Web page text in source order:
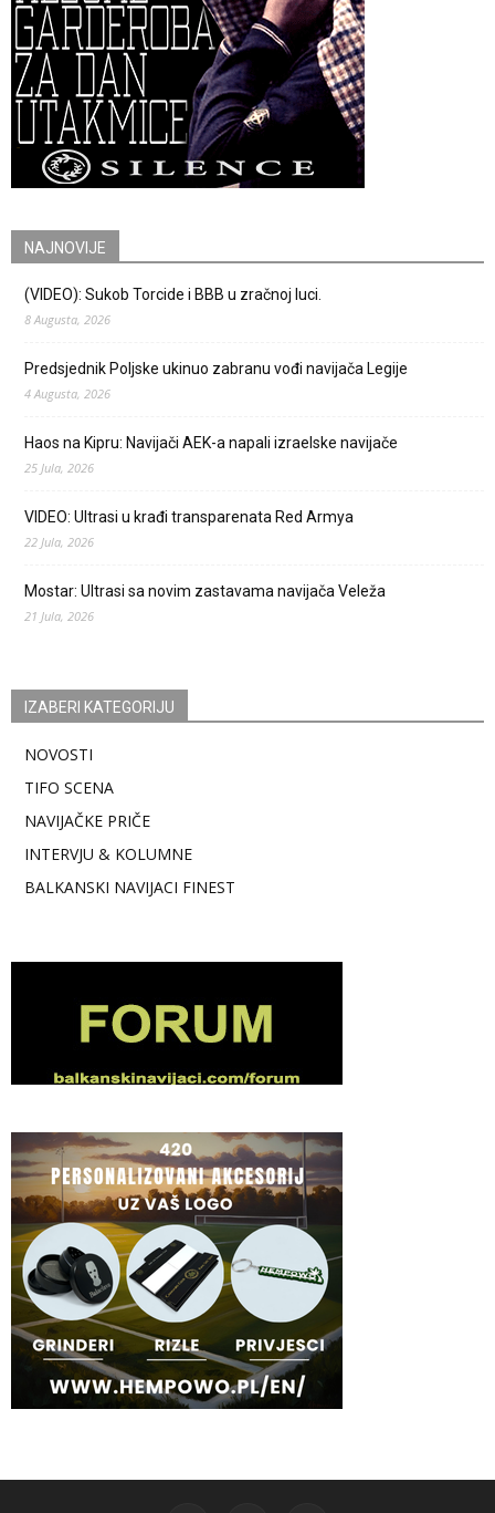
NAJNOVIJE
(VIDEO): Sukob Torcide i BBB u zračnoj luci.
8 Augusta, 2026
Predsjednik Poljske ukinuo zabranu vođi navijača Legije
4 Augusta, 2026
Haos na Kipru: Navijači AEK-a napali izraelske navijače
25 Jula, 2026
VIDEO: Ultrasi u krađi transparenata Red Armya
22 Jula, 2026
Mostar: Ultrasi sa novim zastavama navijača Veleža
21 Jula, 2026
IZABERI KATEGORIJU
NOVOSTI
TIFO SCENA
NAVIJAČKE PRIČE
INTERVJU & KOLUMNE
BALKANSKI NAVIJACI FINEST